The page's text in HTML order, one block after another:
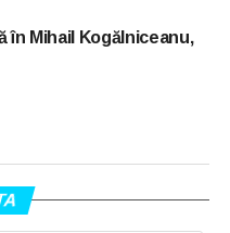
în Mihail Kogălniceanu,